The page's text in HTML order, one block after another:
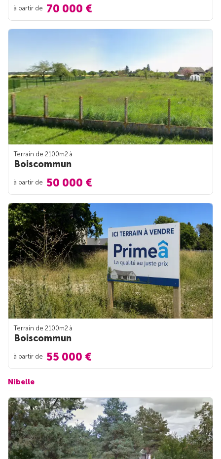
à partir de 70 000 €
Terrain de 2100m2 à
Boiscommun
à partir de 50 000 €
Terrain de 2100m2 à
Boiscommun
à partir de 55 000 €
Nibelle